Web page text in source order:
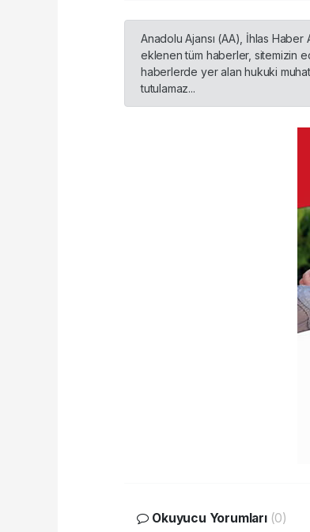
Anadolu Ajansı (AA), İhlas Haber
eklenen tüm haberler, sitemizin
haberlerde yer alan hukuki
tutulamaz...
Okuyucu Yorumları (0)